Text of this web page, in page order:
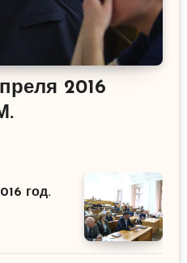
2016
год.